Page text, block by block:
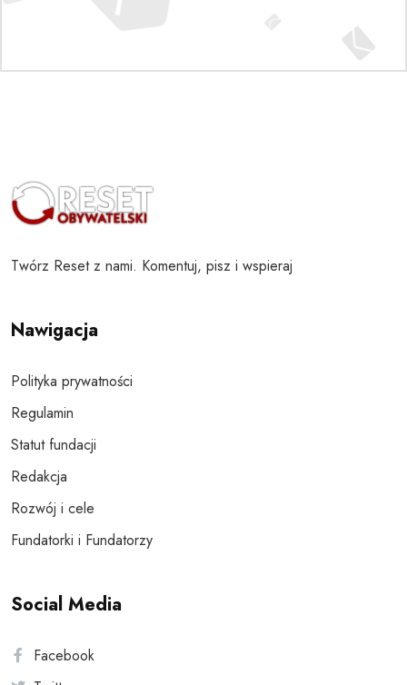
Twórz Reset z nami. Komentuj, pisz i wspieraj
Nawigacja
Polityka prywatności
Regulamin
Statut fundacji
Redakcja
Rozwój i cele
Fundatorki i Fundatorzy
Social Media
Facebook